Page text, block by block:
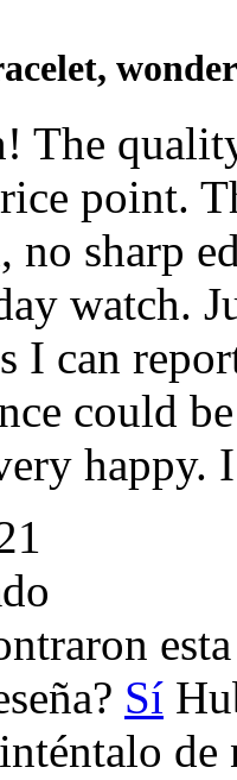
The
point.
no sharp
watch.
I can
could
Sí
de